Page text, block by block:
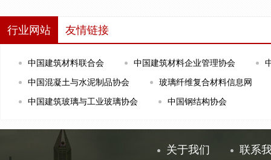
行业网站 友情链接
中国建筑材料联合会 中国建筑材料企业管理协会
中国混凝土与水泥制品协会
玻璃纤维复合材料信息网
中国建筑玻璃与工业玻璃协会
中国钢结构协会
关于我们 联系